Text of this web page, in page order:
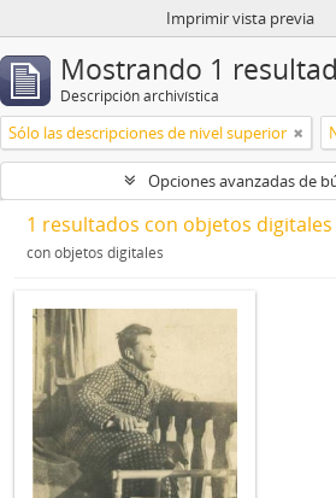
Imprimir vista previa
Mostrando 1
Descripción archivística
Sólo las descripciones de nivel superior
Opciones avanzadas de
1 resultados con objetos digitales
con objetos digitales